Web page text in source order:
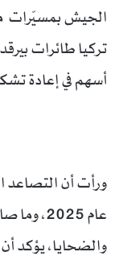
الجيش بمسيّرات
أسهم في إعادة
ورأت أن التصاعد
عام
والضحايا، يؤكد